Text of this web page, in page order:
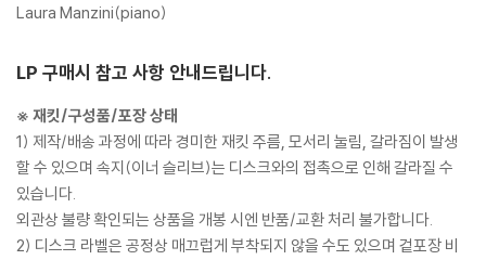
Laura Manzini(piano)
LP 구매시 참고 사항 안내드립니다.
※ 재킷/구성품/포장 상태
1) 제작/배송 과정에 따라 경미한 재킷 주름, 모서리 눌림, 갈라짐이 발생
할 수 있으며 속지(이너 슬리브)는 디스크와의 접촉으로 인해 갈라질 수
있습니다.
외관상 불량 확인되는 상품을 개봉 시엔 반품/교환 처리 불가합니다.
2) 디스크 라벨은 공정상 매끄럽게 부착되지 않을 수도 있으며 겉포장 비